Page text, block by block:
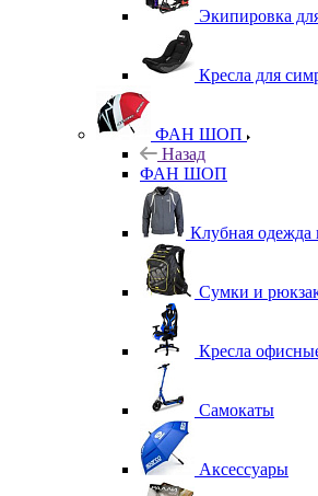
Экипировка
Кресла для
ФАН ШОП
Назад
ФАН ШОП
Клубная одежда
Сумки и
Кресла
Самокаты
Аксессуары